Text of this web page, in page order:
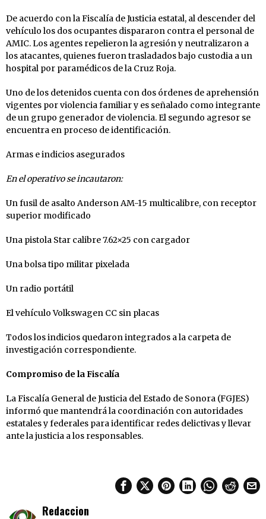
De acuerdo con la Fiscalía de Justicia estatal, al descender del
vehículo los dos ocupantes dispararon contra el personal de
AMIC. Los agentes repelieron la agresión y neutralizaron a
los atacantes, quienes fueron trasladados bajo custodia a un
hospital por paramédicos de la Cruz Roja.
Uno de los detenidos cuenta con dos órdenes de aprehensión
vigentes por violencia familiar y es señalado como integrante
de un grupo generador de violencia. El segundo agresor se
encuentra en proceso de identificación.
Armas e indicios asegurados
En el operativo se incautaron:
Un fusil de asalto Anderson AM-15 multicalibre, con receptor
superior modificado
Una pistola Star calibre 7.62×25 con cargador
Una bolsa tipo militar pixelada
Un radio portátil
El vehículo Volkswagen CC sin placas
Todos los indicios quedaron integrados a la carpeta de
investigación correspondiente.
Compromiso de la Fiscalía
La Fiscalía General de Justicia del Estado de Sonora (FGJES)
informó que mantendrá la coordinación con autoridades
estatales y federales para identificar redes delictivas y llevar
ante la justicia a los responsables.
Redaccion